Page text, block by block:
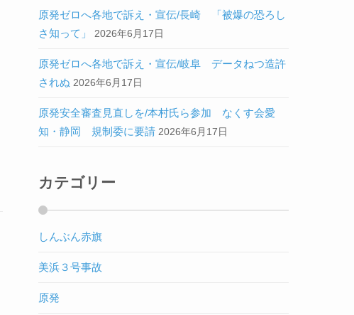
原発ゼロへ各地で訴え・宣伝/長崎 「被爆の恐ろし
さ知って」
2026年6月17日
原発ゼロへ各地で訴え・宣伝/岐阜 データねつ造許
されぬ 2026年6月17日
原発安全審査見直しを/本村氏ら参加 なくす会愛
知・静岡 規制委に要請 2026年6月17日
カテゴリー
しんぶん赤旗
美浜３号事故
原発